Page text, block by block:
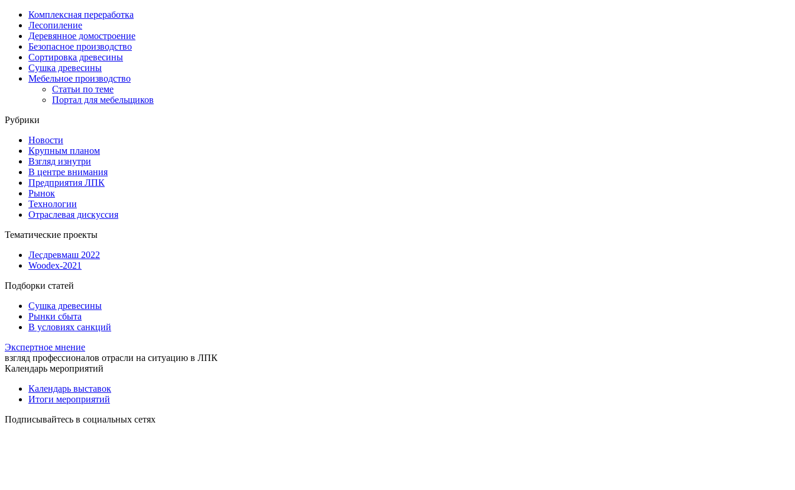
Комплексная переработка
Лесопиление
Деревянное домостроение
Безопасное производство
Сортировка древесины
Сушка древесины
Мебельное производство
Статьи по теме
Портал для мебельщиков
Рубрики
Новости
Крупным планом
Взгляд изнутри
В центре внимания
Предприятия ЛПК
Рынок
Технологии
Отраслевая дискуссия
Тематические проекты
Лесдревмаш 2022
Woodex-2021
Подборки статей
Сушка древесины
Рынки сбыта
В условиях санкций
Экспертное мнение
взгляд профессионалов отрасли на ситуацию в ЛПК
Календарь мероприятий
Календарь выставок
Итоги мероприятий
Подписывайтесь в социальных сетях